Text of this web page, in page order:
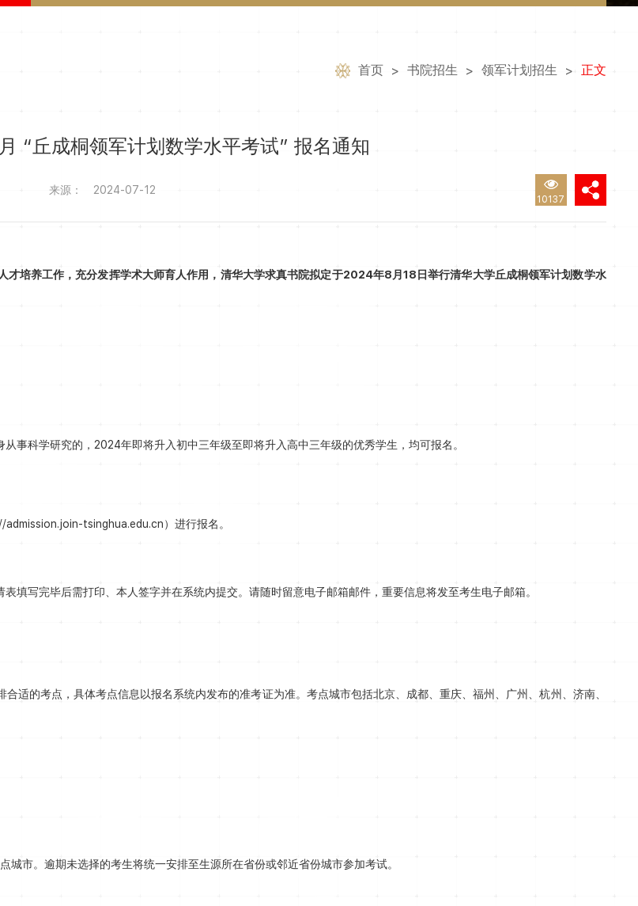
首页 > 书院招生 > 领军计划招生 > 正文
“丘成桐领军计划数学水平考试” 报名通知
来源： 2024-07-12
10137
才培养工作，充分发挥学术大师育人作用，清华大学求真书院拟定于2024年8月18日举行清华大学丘成桐领军计划数学水
事科学研究的，2024年即将升入初中三年级至即将升入高中三年级的优秀学生，均可报名。
tsinghua.edu.cn）进行报名。
填写完毕后需打印、本人签字并在系统内提交。请随时留意电子邮箱邮件，重要信息将发至考生电子邮箱。
适的考点，具体考点信息以报名系统内发布的准考证为准。考点城市包括北京、成都、重庆、福州、广州、杭州、济南、
市。逾期未选择的考生将统一安排至生源所在省份或邻近省份城市参加考试。